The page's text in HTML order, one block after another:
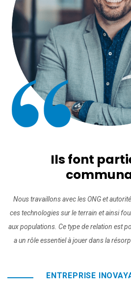
Ils font
Nous travaillons avec les ONG et
ces technologies sur le terrain et ainsi
aux populations. Ce type de relation est
a un rôle essentiel à jouer dans la
ENTREPRISE